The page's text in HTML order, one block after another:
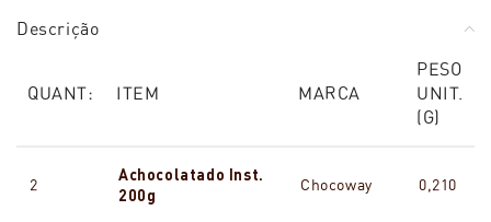
Descrição
QUANT: ITEM MARCA
PESO
UNIT.
(G)
2
Achocolatado Inst.
200g
Chocoway 0,210